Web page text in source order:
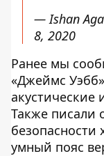
— Ishan
8, 2020
Ранее мы
«Джеймс
Также писали
безопасности
умный пояс